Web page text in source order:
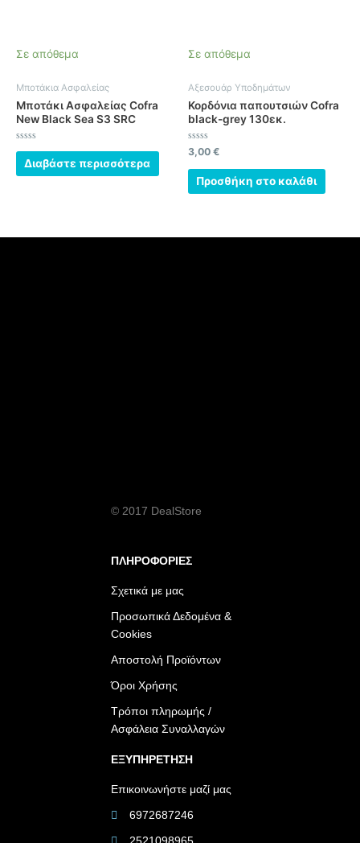
Σε απόθεμα
Μποτάκια Ασφαλείας
Μποτάκι Ασφαλείας Cofra
New Black Sea S3 SRC
Βαθμολογήθηκε
από
Διαβάστε περισσότερα
Σε απόθεμα
Αξεσουάρ Υποδημάτων
Κορδόνια παπουτσιών Cofra
black-grey 130εκ.
Βαθμολογήθηκε
με
0
από
3,00 €
Προσθήκη στο καλάθι
© 2017 DealStore
ΠΛΗΡΟΦΟΡΙΕΣ
Σχετικά με μας
Προσωπικά Δεδομένα &
Cookies
Αποστολή Προϊόντων
Όροι Χρήσης
Τρόποι πληρωμής /
Ασφάλεια Συναλλαγών
ΕΞΥΠΗΡΕΤΗΣΗ
Επικοινωνήστε μαζί μας
6972687246